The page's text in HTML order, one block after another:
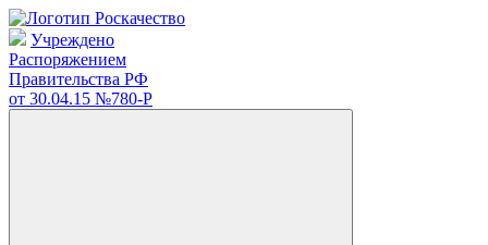
Учреждено
Распоряжением
Правительства РФ
от 30.04.15 №780-Р